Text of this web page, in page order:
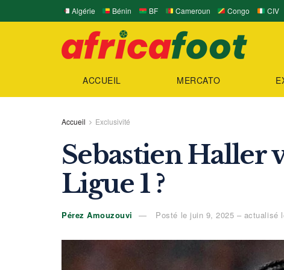
Algérie Bénin BF Cameroun Congo CIV
ACCUEIL MERCATO
Accueil Exclusivité
Sebastien Haller
Ligue 1 ?
Pérez Amouzouvi Posté le juin 9, 2025 – actualisé